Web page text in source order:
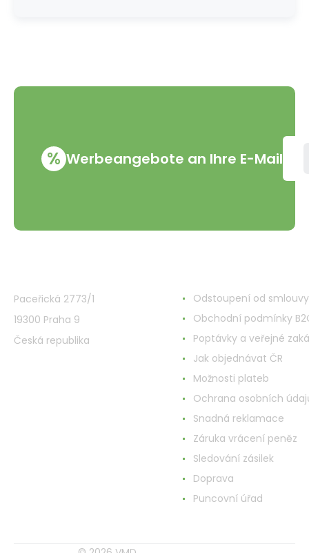
% Werbeangebote an Ihre E-Mail
Paceřická 2773/1
19300 Praha 9
Česká republika
Odstoupení od smlouvy
Obchodní podmínky
Poptávky a veřejné
Jak objednávat ČR
Možnosti plateb
Ochrana osobních
Snadná reklamace
Záruka vrácení peněz
Sledování zásilek
Doprava
Puncovní úřad